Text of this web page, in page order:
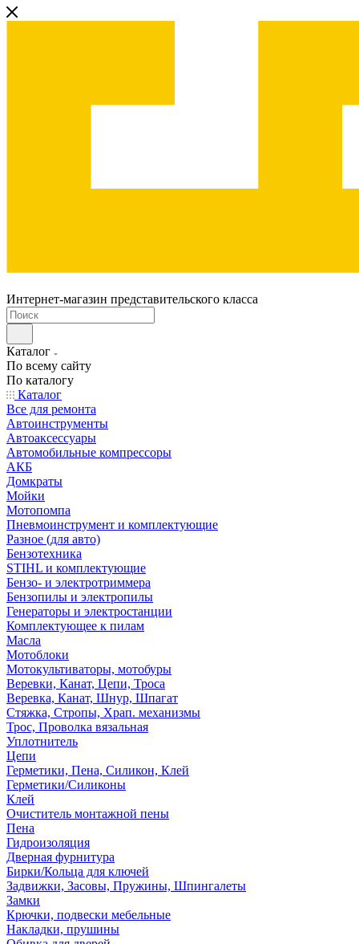
Интернет-магазин представительского класса
Каталог
По всему сайту
По каталогу
Каталог
Все для ремонта
Автоинструменты
Автоаксессуары
Автомобильные компрессоры
АКБ
Домкраты
Мойки
Мотопомпа
Пневмоинструмент и комплектующие
Разное (для авто)
Бензотехника
STIHL и комплектующие
Бензо- и электротриммера
Бензопилы и электропилы
Генераторы и электростанции
Комплектующее к пилам
Масла
Мотоблоки
Мотокультиваторы, мотобуры
Веревки, Канат, Цепи, Троса
Веревка, Канат, Шнур, Шпагат
Стяжка, Стропы, Храп. механизмы
Трос, Проволка вязальная
Уплотнитель
Цепи
Герметики, Пена, Силикон, Клей
Герметики/Силиконы
Клей
Очиститель монтажной пены
Пена
Гидроизоляция
Дверная фурнитура
Бирки/Кольца для ключей
Задвижки, Засовы, Пружины, Шпингалеты
Замки
Крючки, подвески мебельные
Накладки, прушины